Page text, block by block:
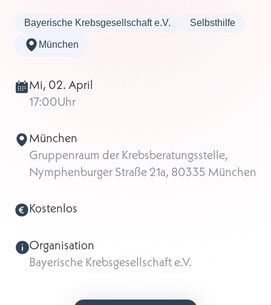
Bayerische Krebsgesellschaft e.V. Selbsthilfe
München
Mi, 02. April
17:00Uhr
München
Gruppenraum der Krebsberatungsstelle,
Nymphenburger Straße 21a, 80335 München
Kostenlos
Organisation
Bayerische Krebsgesellschaft e.V.